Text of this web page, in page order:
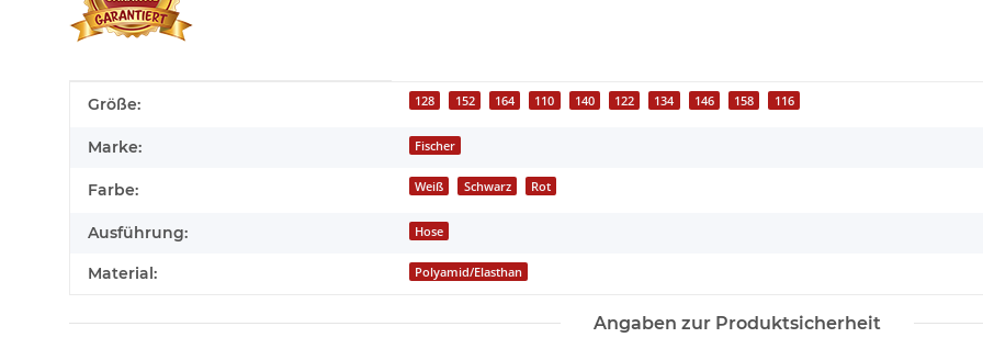
Produkteigenschaft
Wert
Größe: 128 152 164 110 140 122 134 146 158 116
Marke: Fischer
Farbe: Weiß Schwarz Rot
Ausführung: Hose
Material: Polyamid/Elasthan
Angaben zur Produktsicherheit